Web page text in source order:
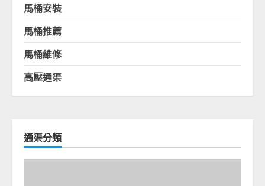
馬桶安裝
馬桶推薦
馬桶維修
高壓通渠
通渠分類